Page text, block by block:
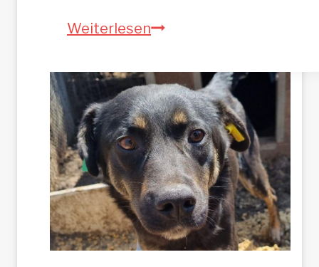
u
ü
c
k
g
e
l
a
s
WeiterlesenM
G
L
I